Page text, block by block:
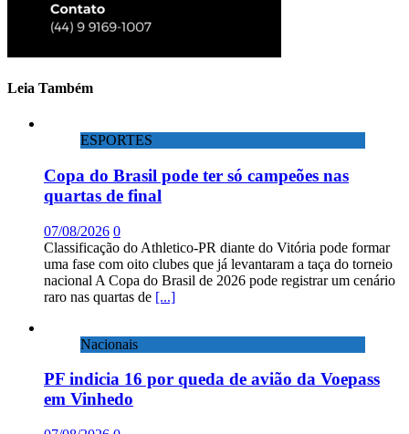
Leia Também
ESPORTES
Copa do Brasil pode ter só campeões nas
quartas de final
07/08/2026 0
Classificação do Athletico-PR diante do Vitória pode formar
uma fase com oito clubes que já levantaram a taça do torneio
nacional A Copa do Brasil de 2026 pode registrar um cenário
raro nas quartas de [...]
Nacionais
PF indicia 16 por queda de avião da Voepass
em Vinhedo